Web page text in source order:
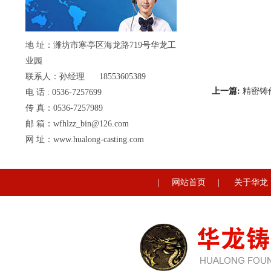
地 址：潍坊市寒亭区海龙路719号华龙工
业园
联系人：孙经理 18553605389
电 话 : 0536-7257699
传 真：0536-7257989
邮 箱：wfhlzz_bin@126.com
网 址：www.hualong-casting.com
上一篇: 精密铸
网站首页 关于华龙